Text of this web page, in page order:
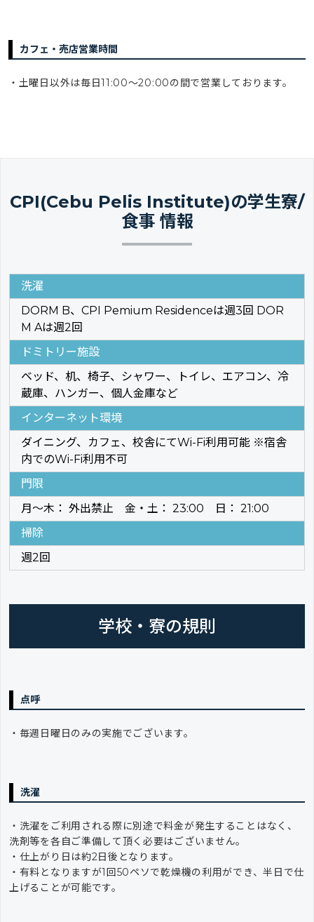
カフェ・売店営業時間
・土曜日以外は毎日11:00〜20:00の間で営業しております。
CPI(Cebu Pelis Institute)の学生寮/
食事 情報
洗濯
DORM B、CPI Pemium Residenceは週3回 DOR
M Aは週2回
ドミトリー施設
ベッド、机、椅子、シャワー、トイレ、エアコン、冷
蔵庫、ハンガー、個人金庫など
インターネット環境
ダイニング、カフェ、校舎にてWi-Fi利用可能 ※宿舎
内でのWi-Fi利用不可
門限
月～木： 外出禁止 金・土： 23:00 日： 21:00
掃除
週2回
学校・寮の規則
点呼
・毎週日曜日のみの実施でございます。
洗濯
・洗濯をご利用される際に別途で料金が発生することはなく、
洗剤等を各自ご準備して頂く必要はございません。
・仕上がり日は約2日後となります。
・有料となりますが1回50ペソで乾燥機の利用ができ、半日で仕
上げることが可能です。